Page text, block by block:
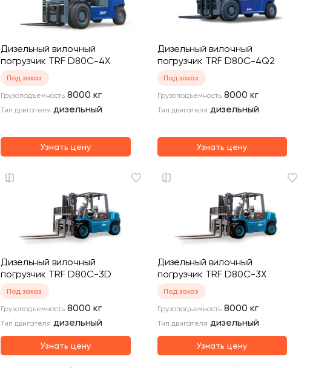
Дизельный вилочный
погрузчик TRF D80C-4X
Под заказ
Грузоподъемность 8000 кг
Тип двигателя дизельный
Узнать цену
Дизельный вилочный
погрузчик TRF D80C-4Q2
Под заказ
Грузоподъемность 8000 кг
Тип двигателя дизельный
Узнать цену
Дизельный вилочный
погрузчик TRF D80C-3D
Под заказ
Грузоподъемность 8000 кг
Тип двигателя дизельный
Узнать цену
Дизельный вилочный
погрузчик TRF D80C-3X
Под заказ
Грузоподъемность 8000 кг
Тип двигателя дизельный
Узнать цену